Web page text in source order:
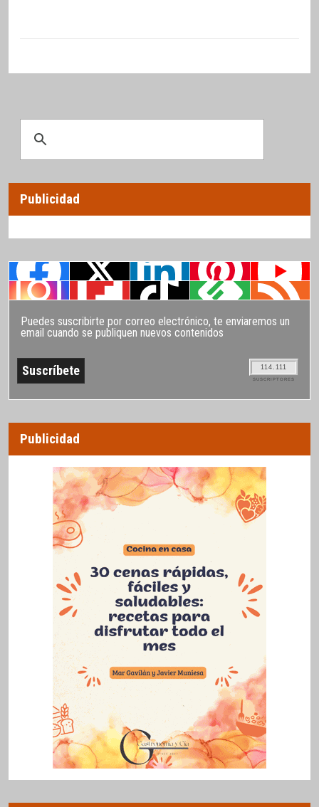
Publicidad
Puedes suscribirte por correo electrónico, te enviaremos un
email cuando se publiquen nuevos contenidos
114.111
SUSCRIPTORES
Publicidad